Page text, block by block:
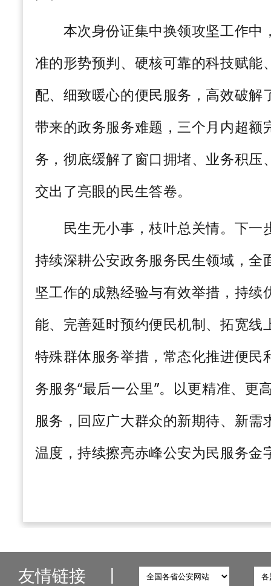
本次身份证集中换领攻坚工作中
准的形势预判、硬核可靠的科技赋能
配、细致暖心的便民服务，高效破解
带来的政务服务难题，三个月内超额
务，彻底缓解了窗口拥堵、业务积压
交出了亮眼的民生答卷。
民生无小事，枝叶总关情。下一
持续深耕公安政务服务民生领域，全
坚工作的成熟经验与有效举措，持续
能、完善延时预约便民机制、拓宽线
特殊群体服务举措，常态化推进便民
务服务“最后一公里”。以更精准、更
服务，回应广大群众的新期待、新需
温度，持续擦亮赤峰公安为民服务金
友情链接